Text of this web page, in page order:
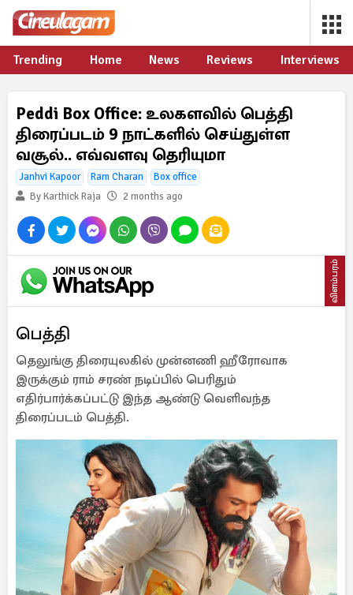
Trending Home News Reviews Interviews
Peddi Box Office: உலகளவில் பெத்தி
திரைப்படம் 9 நாட்களில் செய்துள்ள
வசூல்.. எவ்வளவு தெரியுமா
Janhvi Kapoor Ram Charan
Box office
By Karthick Raja
2 months ago
விளம்பரம்
பெத்தி
தெலுங்கு திரையுலகில் முன்னணி ஹீரோவாக
இருக்கும் ராம் சரண் நடிப்பில் பெரிதும்
எதிர்பார்க்கப்பட்டு இந்த ஆண்டு வெளிவந்த
திரைப்படம் பெத்தி.